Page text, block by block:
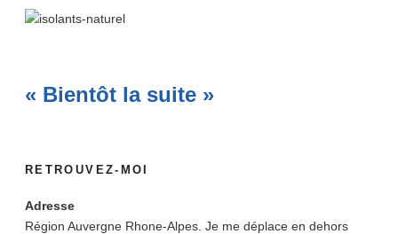
« Bientôt la suite »
RETROUVEZ-MOI
Adresse
Région Auvergne Rhone-Alpes. Je me déplace en dehors